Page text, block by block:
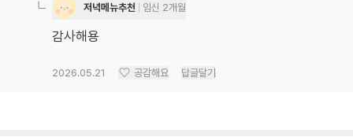
저녁메뉴추천 임신 2개월
감사해용
2026.05.21 공감해요 답글달기